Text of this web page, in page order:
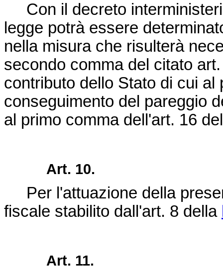
Con il decreto
legge potrà essere
nella misura che risulterà
secondo comma del citato
contributo dello Stato di cui
conseguimento del pareggio
al primo comma dell'art. 16
Art. 10.
Per l'attuazione della
fiscale stabilito dall'art. 8 della
Art. 11.